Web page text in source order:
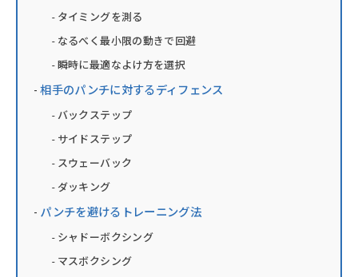
タイミングを測る
なるべく最小限の動きで回避
瞬時に最適なよけ方を選択
相手のパンチに対するディフェンス
バックステップ
サイドステップ
スウェーバック
ダッキング
パンチを避けるトレーニング法
シャドーボクシング
マスボクシング